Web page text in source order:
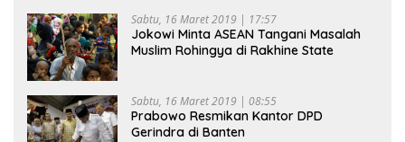
Sabtu, 16 Maret 2019 | 17:57
Jokowi Minta ASEAN Tangani Masalah
Muslim Rohingya di Rakhine State
Sabtu, 16 Maret 2019 | 08:55
Prabowo Resmikan Kantor DPD
Gerindra di Banten